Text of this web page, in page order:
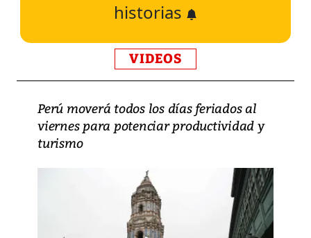
historias
VIDEOS
Perú moverá todos los días feriados al
viernes para potenciar productividad y
turismo